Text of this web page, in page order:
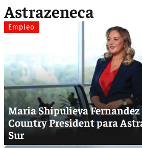
Astrazeneca
Empleo
Maria Shipulieva
Country President para
Sur